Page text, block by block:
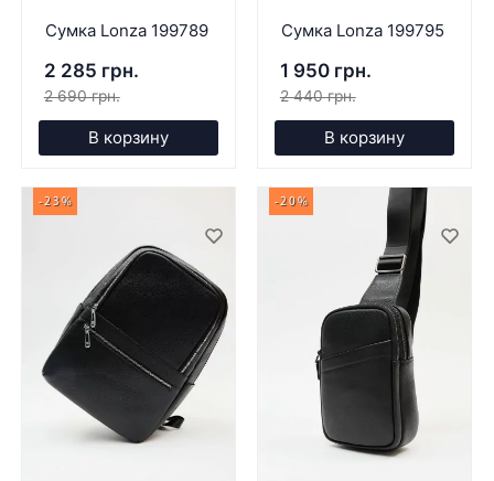
Сумка Lonza 199789
2 285 грн.
2 690 грн.
В корзину
Сумка Lonza 199795
1 950 грн.
2 440 грн.
В корзину
-23% -20%